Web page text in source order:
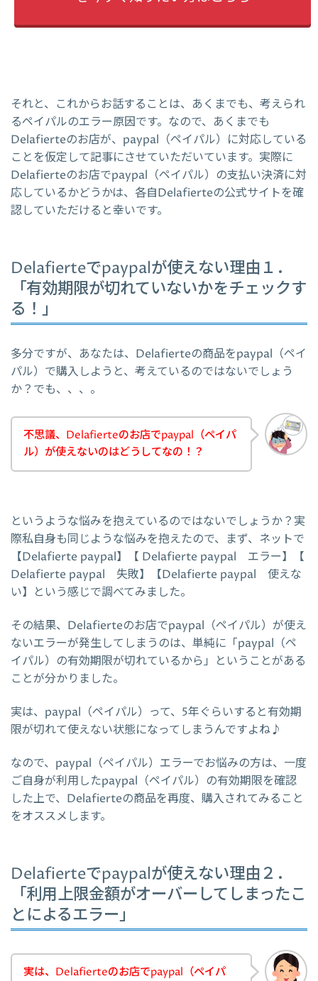
それと、これからお話することは、あくまでも、考えられ
るペイパルのエラー原因です。なので、あくまでも
Delafierteのお店が、paypal（ペイパル）に対応している
ことを仮定して記事にさせていただいています。実際に
Delafierteのお店でpaypal（ペイパル）の支払い決済に対
応しているかどうかは、各自Delafierteの公式サイトを確
認していただけると幸いです。
Delafierteでpaypalが使えない理由１．
「有効期限が切れていないかをチェックす
る！」
多分ですが、あなたは、Delafierteの商品をpaypal（ペイ
パル）で購入しようと、考えているのではないでしょう
か？でも、、、。
不思議、Delafierteのお店でpaypal（ペイパ
ル）が使えないのはどうしてなの！？
というような悩みを抱えているのではないでしょうか？実
際私自身も同じような悩みを抱えたので、まず、ネットで
【Delafierte paypal】【 Delafierte paypal エラー】【
Delafierte paypal 失敗】【Delafierte paypal 使えな
い】という感じで調べてみました。
その結果、Delafierteのお店でpaypal（ペイパル）が使え
ないエラーが発生してしまうのは、単純に「paypal（ペ
イパル）の有効期限が切れているから」ということがある
ことが分かりました。
実は、paypal（ペイパル）って、5年ぐらいすると有効期
限が切れて使えない状態になってしまうんですよね♪
なので、paypal（ペイパル）エラーでお悩みの方は、一度
ご自身が利用したpaypal（ペイパル）の有効期限を確認
した上で、Delafierteの商品を再度、購入されてみること
をオススメします。
Delafierteでpaypalが使えない理由２．
「利用上限金額がオーバーしてしまったこ
とによるエラー」
実は、Delafierteのお店でpaypal（ペイパ